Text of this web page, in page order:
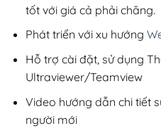
tốt với giá cả phải chăng.
Phát triển với xu hướng
Hỗ trợ cài đặt, sử dụng
Ultraviewer/Teamview
Video hướng dẫn chi tiết
người mới